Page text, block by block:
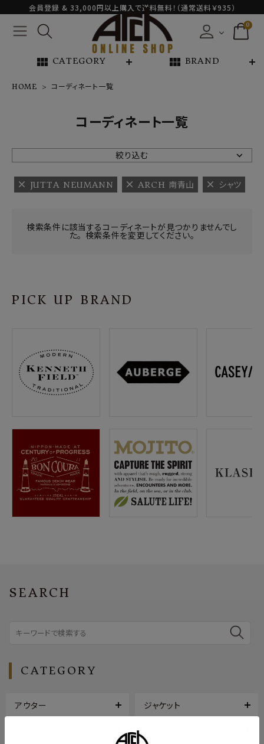
会員登録 & 33,000円以上購入で送料無料！（通常送料￥935）
0
view_module CATEGORY view_module BRAND
NEW ARRIVAL
ARCH EXCLUSIVE
BRAND
INFORMATION
プライバシーポリシー
特定商取引法について
お問い合わせ
ACCOUNT MENU
ようこそ ゲスト 様
meeting_room ログイン 会員登録
HOME コーディネート一覧
コーディネート一覧
絞り込む
JUTTA NEUMANN ARCH 南青山 シャツ
検索条件に該当するコーディネートが見つかりませんでし
た。 検索条件を変更してください。
PICK UP BRAND
SEARCH
CATEGORY
アウター ジャケット